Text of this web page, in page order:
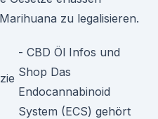
zu legalisieren.
- CBD Öl Infos und
Shop Das
Endocannabinoid
System (ECS) gehört